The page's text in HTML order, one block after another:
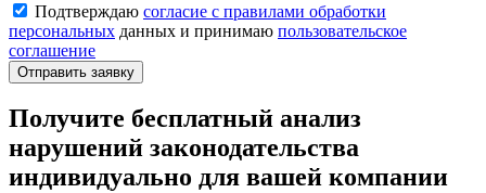
Подтверждаю согласие с правилами обработки
персональных данных и принимаю пользовательское
соглашение
Отправить заявку
Получите бесплатный анализ
нарушений законодательства
индивидуально для вашей компании